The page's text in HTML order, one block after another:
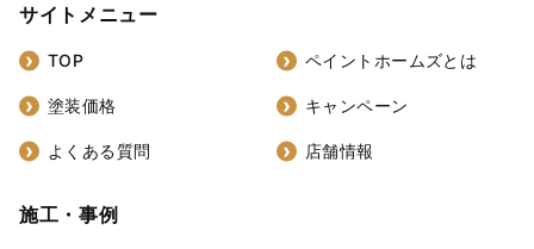
サイトメニュー
TOP ペイントホームズとは
塗装価格 キャンペーン
よくある質問 店舗情報
施工・事例